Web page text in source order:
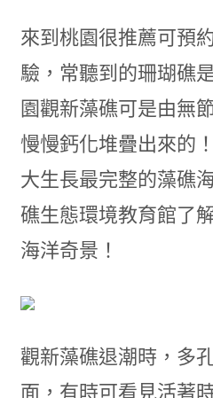
來到桃園很推薦可預
驗，常聽到的珊瑚礁
園觀新藻礁可是由無
慢慢鈣化堆疊出來的
大生長最完整的藻礁
礁生態環境教育館了
海洋奇景！
觀新藻礁退潮時，多
面，有時可看見活著